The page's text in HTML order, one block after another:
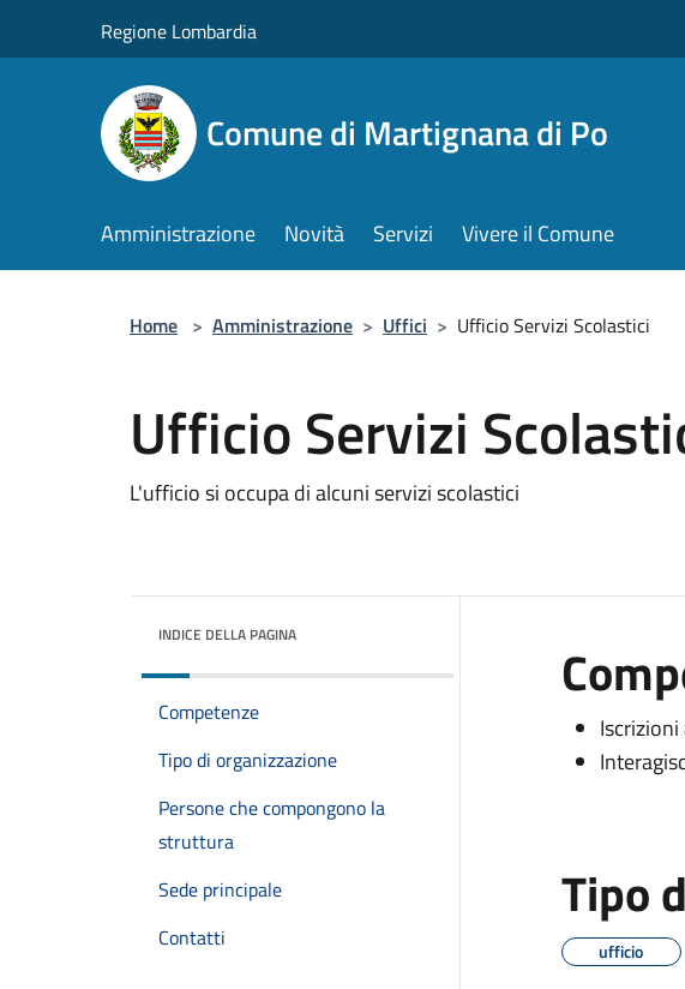
Regione Lombardia
Comune di Martignana di Po
Amministrazione Novità Servizi Vivere il Comune
Home > Amministrazione > Uffici > Ufficio Servizi Scolastici
Ufficio Servizi
L'ufficio si occupa di alcuni servizi scolastici
INDICE DELLA PAGINA
Competenze
Tipo di organizzazione
Persone che compongono la
struttura
Sede principale
Contatti
Tipo
ufficio